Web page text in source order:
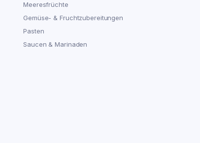
Meeresfrüchte
Gemüse- & Fruchtzubereitungen
Pasten
Saucen & Marinaden